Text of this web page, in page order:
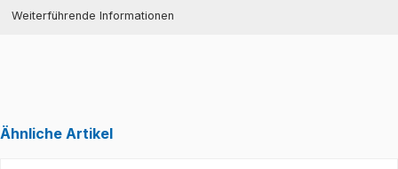
Weiterführende Informationen
Ähnliche Artikel